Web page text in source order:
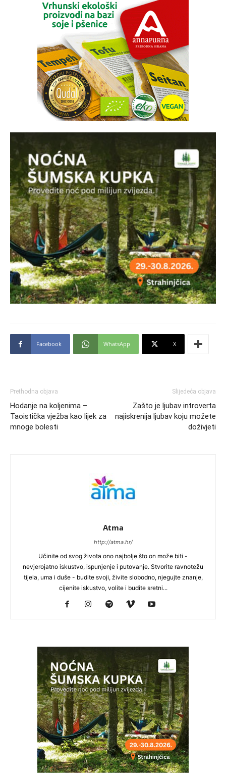
Facebook WhatsApp X
Prethodna objava
Hodanje na koljenima –
Taoistička vježba kao lijek za
mnoge bolesti
Slijedeća objava
Zašto je ljubav introverta
najiskrenija ljubav koju možete
doživjeti
Atma
http://atma.hr/
Učinite od svog života ono najbolje što on može biti -
nevjerojatno iskustvo, ispunjenje i putovanje. Stvorite ravnotežu
tijela, uma i duše - budite svoji, živite slobodno, njegujte znanje,
cijenite iskustvo, volite i budite sretni...